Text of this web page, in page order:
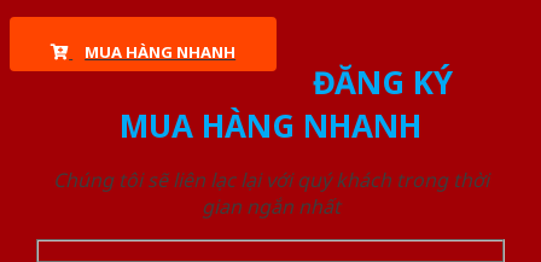
MUA HÀNG NHANH
ĐĂNG KÝ
MUA HÀNG NHANH
Chúng tôi sẽ liên lạc lại với quý khách trong thời
gian ngắn nhất